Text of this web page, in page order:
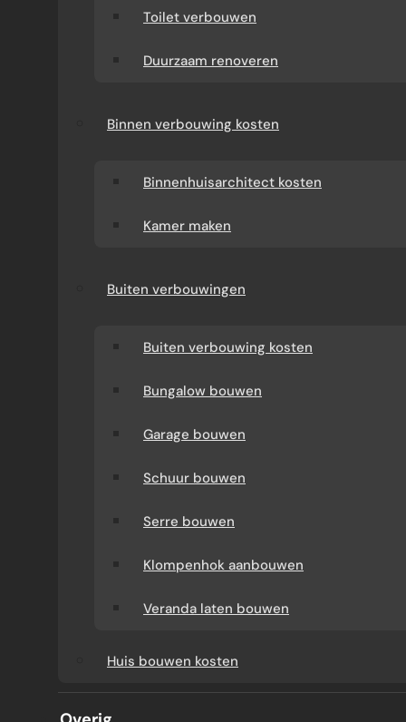
Toilet verbouwen
Duurzaam renoveren
Binnen verbouwing kosten
Binnenhuisarchitect kosten
Kamer maken
Buiten verbouwingen
Buiten verbouwing kosten
Bungalow bouwen
Garage bouwen
Schuur bouwen
Serre bouwen
Klompenhok aanbouwen
Veranda laten bouwen
Huis bouwen kosten
FUNDERING OP KLEI, VEEN
Op zand kunt u vaak zonder palen bouwen;